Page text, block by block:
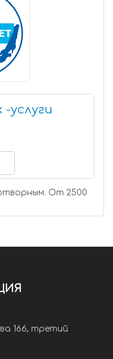
услуги
От 2500
166, третий